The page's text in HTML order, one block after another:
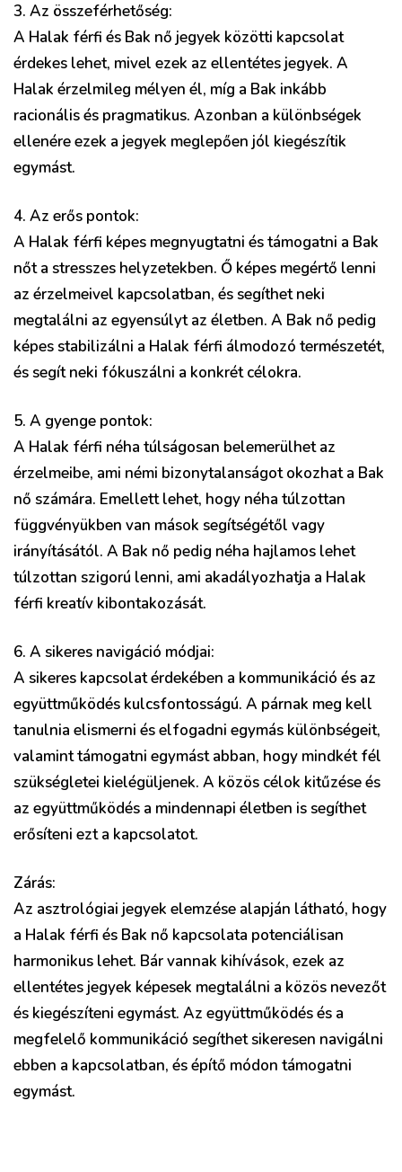
3. Az összeférhetőség:
A Halak férfi és Bak nő jegyek közötti kapcsolat
érdekes lehet, mivel ezek az ellentétes jegyek. A
Halak érzelmileg mélyen él, míg a Bak inkább
racionális és pragmatikus. Azonban a különbségek
ellenére ezek a jegyek meglepően jól kiegészítik
egymást.
4. Az erős pontok:
A Halak férfi képes megnyugtatni és támogatni a Bak
nőt a stresszes helyzetekben. Ő képes megértő lenni
az érzelmeivel kapcsolatban, és segíthet neki
megtalálni az egyensúlyt az életben. A Bak nő pedig
képes stabilizálni a Halak férfi álmodozó természetét,
és segít neki fókuszálni a konkrét célokra.
5. A gyenge pontok:
A Halak férfi néha túlságosan belemerülhet az
érzelmeibe, ami némi bizonytalanságot okozhat a Bak
nő számára. Emellett lehet, hogy néha túlzottan
függvényükben van mások segítségétől vagy
irányításától. A Bak nő pedig néha hajlamos lehet
túlzottan szigorú lenni, ami akadályozhatja a Halak
férfi kreatív kibontakozását.
6. A sikeres navigáció módjai:
A sikeres kapcsolat érdekében a kommunikáció és az
együttműködés kulcsfontosságú. A párnak meg kell
tanulnia elismerni és elfogadni egymás különbségeit,
valamint támogatni egymást abban, hogy mindkét fél
szükségletei kielégüljenek. A közös célok kitűzése és
az együttműködés a mindennapi életben is segíthet
erősíteni ezt a kapcsolatot.
Zárás:
Az asztrológiai jegyek elemzése alapján látható, hogy
a Halak férfi és Bak nő kapcsolata potenciálisan
harmonikus lehet. Bár vannak kihívások, ezek az
ellentétes jegyek képesek megtalálni a közös nevezőt
és kiegészíteni egymást. Az együttműködés és a
megfelelő kommunikáció segíthet sikeresen navigálni
ebben a kapcsolatban, és építő módon támogatni
egymást.